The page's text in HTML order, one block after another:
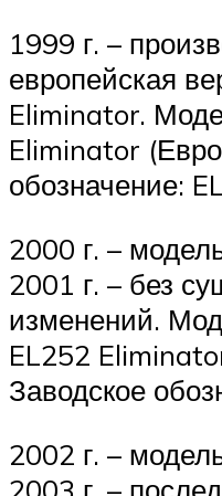
1999 г. –
европейская
Eliminator.
Eliminator
обозначение:
2000 г. –
2001 г. – без
изменений.
EL252
Заводское
2002 г. –
2003 г. –